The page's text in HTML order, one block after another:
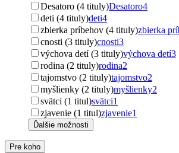
Desatoro (4 tituly)Desatoro4
deti (4 tituly)deti4
zbierka príbehov (4 tituly)zbierka
cnosti (3 tituly)cnosti3
výchova detí (3 tituly)výchova detí3
rodina (2 tituly)rodina2
tajomstvo (2 tituly)tajomstvo2
myšlienky (2 tituly)myšlienky2
svätci (1 titul)svätci1
zjavenie (1 titul)zjavenie1
Ďalšie možnosti
Pre koho